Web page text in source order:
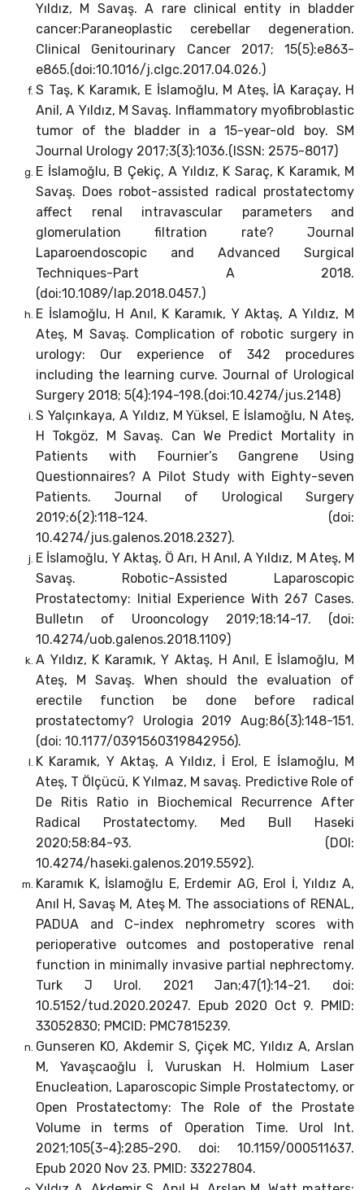
Yıldız, M Savaş. A rare clinical entity in bladder
cancer:Paraneoplastic cerebellar degeneration.
Clinical Genitourinary Cancer 2017; 15(5):e863-
e865.(doi:10.1016/j.clgc.2017.04.026.)
S Taş, K Karamık, E İslamoğlu, M Ateş, İA Karaçay, H
Anil, A Yıldız, M Savaş. Inflammatory myofibroblastic
tumor of the bladder in a 15-year-old boy. SM
Journal Urology 2017;3(3):1036.(ISSN: 2575-8017)
E İslamoğlu, B Çekiç, A Yıldız, K Saraç, K Karamık, M
Savaş. Does robot-assisted radical prostatectomy
affect renal intravascular parameters and
glomerulation filtration rate? Journal
Laparoendoscopic and Advanced Surgical
Techniques-Part A 2018.
(doi:10.1089/lap.2018.0457.)
E İslamoğlu, H Anıl, K Karamık, Y Aktaş, A Yıldız, M
Ateş, M Savaş. Complication of robotic surgery in
urology: Our experience of 342 procedures
including the learning curve. Journal of Urological
Surgery 2018; 5(4):194-198.(doi:10.4274/jus.2148)
S Yalçınkaya, A Yıldız, M Yüksel, E İslamoğlu, N Ateş,
H Tokgöz, M Savaş. Can We Predict Mortality in
Patients with Fournier’s Gangrene Using
Questionnaires? A Pilot Study with Eighty-seven
Patients. Journal of Urological Surgery
2019;6(2):118-124. (doi:
10.4274/jus.galenos.2018.2327).
E İslamoğlu, Y Aktaş, Ö Arı, H Anıl, A Yıldız, M Ateş, M
Savaş. Robotic-Assisted Laparoscopic
Prostatectomy: Initial Experience With 267 Cases.
Bulletın of Urooncology 2019;18:14-17. (doi:
10.4274/uob.galenos.2018.1109)
A Yıldız, K Karamık, Y Aktaş, H Anıl, E İslamoğlu, M
Ateş, M Savaş. When should the evaluation of
erectile function be done before radical
prostatectomy? Urologia 2019 Aug;86(3):148-151.
(doi: 10.1177/0391560319842956).
K Karamık, Y Aktaş, A Yıldız, İ Erol, E İslamoğlu, M
Ateş, T Ölçücü, K Yılmaz, M savaş. Predictive Role of
De Ritis Ratio in Biochemical Recurrence After
Radical Prostatectomy. Med Bull Haseki
2020;58:84-93. (DOI:
10.4274/haseki.galenos.2019.5592).
Karamık K, İslamoğlu E, Erdemir AG, Erol İ, Yıldız A,
Anıl H, Savaş M, Ateş M. The associations of RENAL,
PADUA and C-index nephrometry scores with
perioperative outcomes and postoperative renal
function in minimally invasive partial nephrectomy.
Turk J Urol. 2021 Jan;47(1):14-21. doi:
10.5152/tud.2020.20247. Epub 2020 Oct 9. PMID:
33052830; PMCID: PMC7815239.
Gunseren KO, Akdemir S, Çiçek MC, Yıldız A, Arslan
M, Yavaşcaoğlu İ, Vuruskan H. Holmium Laser
Enucleation, Laparoscopic Simple Prostatectomy, or
Open Prostatectomy: The Role of the Prostate
Volume in terms of Operation Time. Urol Int.
2021;105(3-4):285-290. doi: 10.1159/000511637.
Epub 2020 Nov 23. PMID: 33227804.